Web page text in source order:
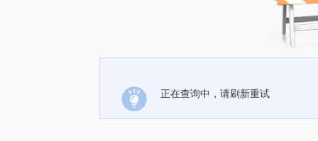
正在查询中，请刷新重试